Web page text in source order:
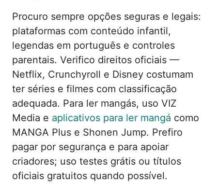
Procuro sempre opções seguras e legais:
plataformas com conteúdo infantil,
legendas em português e controles
parentais. Verifico direitos oficiais —
Netflix, Crunchyroll e Disney costumam
ter séries e filmes com classificação
adequada. Para ler mangás, uso VIZ
Media e aplicativos para ler mangá como
MANGA Plus e Shonen Jump. Prefiro
pagar por segurança e para apoiar
criadores; uso testes grátis ou títulos
oficiais gratuitos quando possível.